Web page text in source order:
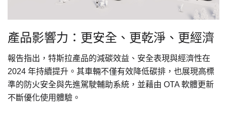
產品影響力：更安全、更乾淨、更經濟
報告指出，特斯拉產品的減碳效益、安全表現與經濟性在
2024 年持續提升。其車輛不僅有效降低碳排，也展現高標
準的防火安全與先進駕駛輔助系統，並藉由 OTA 軟體更新
不斷優化使用體驗。